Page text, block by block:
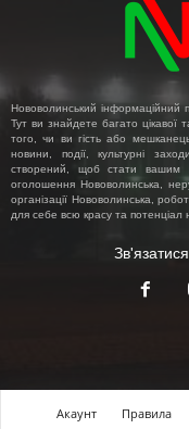
Нововолинський інформаційний
Тут ви знайдете багато цікавої
того, чи ви гість або
новини, події, культурні
створений, щоб стати вашим
оголошення Нововолинська,
організації Нововолинська,
для себе всю красу та потенціал
Акаунт Правила